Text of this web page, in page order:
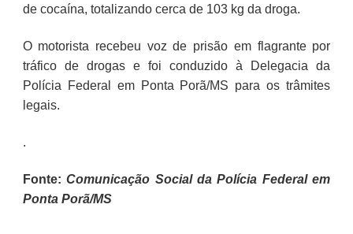
de cocaína, totalizando cerca de 103 kg da droga.
O motorista recebeu voz de prisão em flagrante por
tráfico de drogas e foi conduzido à Delegacia da
Polícia Federal em Ponta Porã/MS para os trâmites
legais.
.
Fonte:Comunicação Social da Polícia Federal em
Ponta Porã/MS